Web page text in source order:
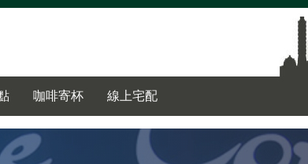
咖啡寄杯 線上宅配